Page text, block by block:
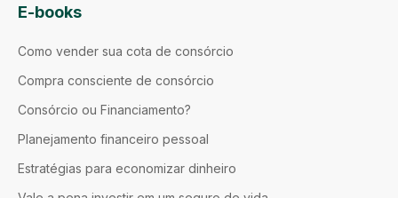
E-books
Como vender sua cota de consórcio
Compra consciente de consórcio
Consórcio ou Financiamento?
Planejamento financeiro pessoal
Estratégias para economizar dinheiro